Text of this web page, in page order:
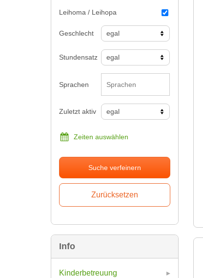
Leihoma / Leihopa
Geschlecht
Stundensatz
Sprachen
Zuletzt aktiv
Zeiten auswählen
Suche verfeinern
Info
Kinderbetreuung